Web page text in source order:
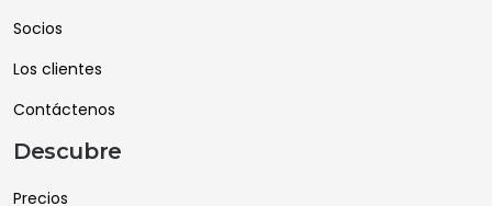
Socios
Los clientes
Contáctenos
Descubre
Precios